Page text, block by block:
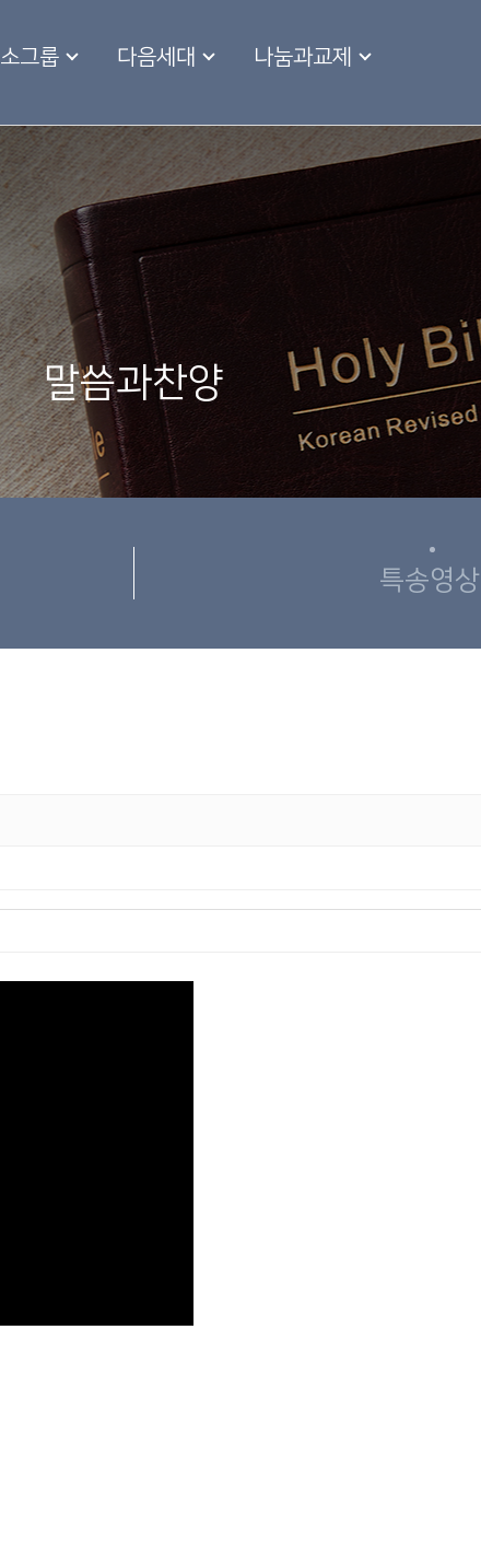
소그룹 다음세대 나눔과교제
말씀과찬양
특송영상